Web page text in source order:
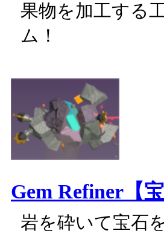
果物を加工する
ム！
Gem Refiner【
岩を砕いて宝石